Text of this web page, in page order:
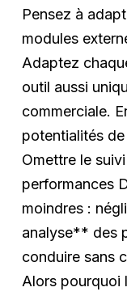
Pensez à
modules
Adaptez
outil aussi
commerciale.
potentialités de
Omettre le
performances
moindres :
analyse** des
conduire sans
Alors pourquoi